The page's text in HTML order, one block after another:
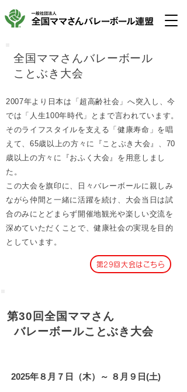
全国ママさんバレーボール
ことぶき 大会
2007年より日本は「超高齢社会」へ突入し、今
では「人生100年時代」とまで言われています。
そのライフスタイルを支える「健康寿命」を唱
えて、65歳以上の方々に『ことぶき大会』、70
歳以上の方々に『おふく大会』を用意しまし
た。
この大会を旗印に、日々バレーボールに親しみ
ながら仲間と一緒に活躍を続け、大会当日は試
合のみにとどまらず開催地観光や楽しい交流を
深めていただくことで、健康社会の実現を目的
としています。
第29回大会はこちら
第30回全国ママさん
バレーボールことぶき大会
2025年８月７日（木）～ ８月９日(土)